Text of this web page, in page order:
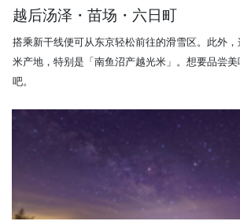
越后汤泽・苗场・六日町
搭乘新干线便可从东京轻松前往的滑雪区。此外
米产地，特别是「南鱼沼产越光米」。想要品尝
吧。